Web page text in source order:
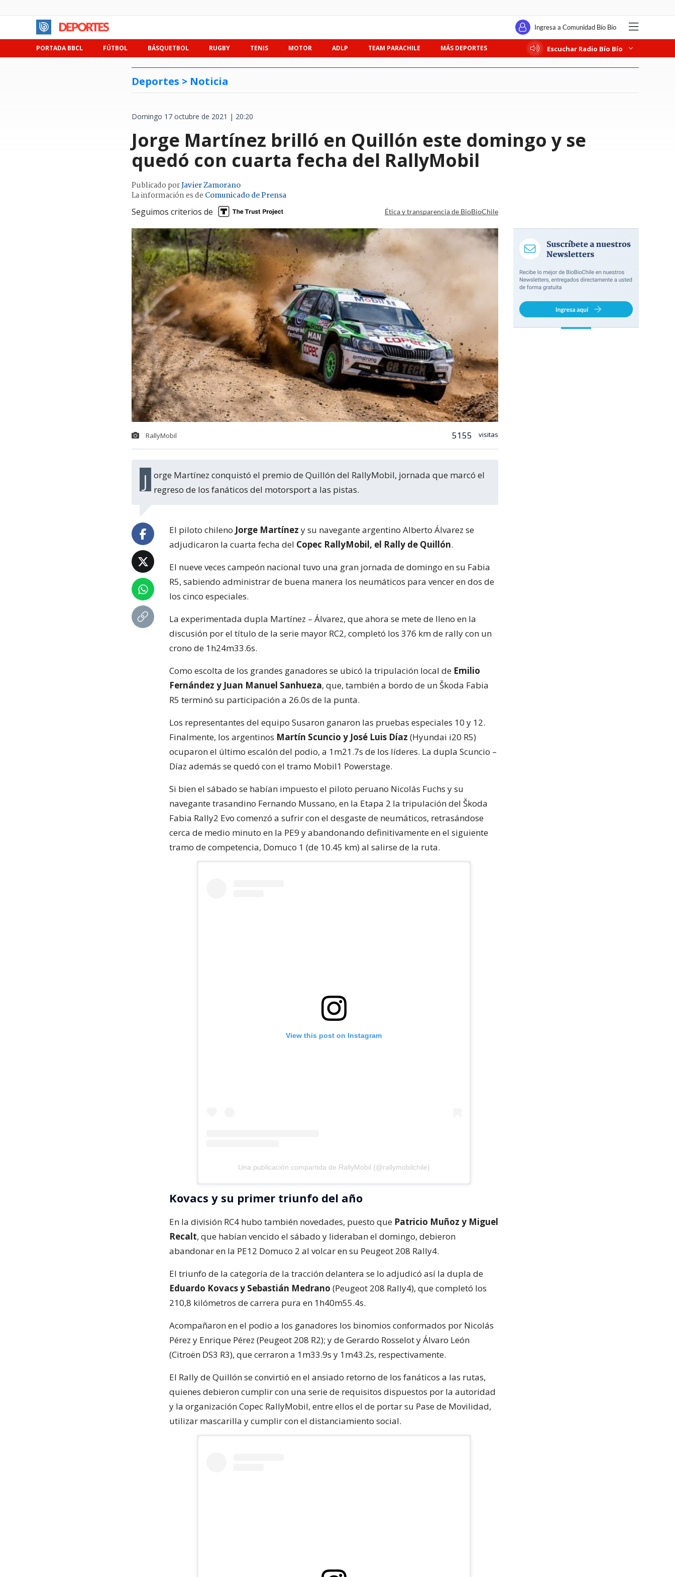
Ingresa a Comunidad Bío Bío
PORTADA BBCL FÚTBOL BÁSQUETBOL RUGBY TENIS MOTOR ADLP TEAM PARACHILE MÁS DEPORTES Escuchar Radio Bío Bío
Deportes > Noticia
Domingo 17 octubre de 2021 | 20:20
Jorge Martínez brilló en Quillón este domingo y se
quedó con cuarta fecha del RallyMobil
Publicado porJavier Zamorano
La información es de Comunicado de Prensa
Seguimos criterios de Ética y transparencia de BioBioChile
RallyMobil 5155 visitas
Jorge Martínez conquistó el premio de Quillón del RallyMobil, jornada que marcó el regreso de los fanáticos del motorsport a las pistas.
El piloto chileno Jorge Martínez y su navegante argentino Alberto Álvarez se
adjudicaron la cuarta fecha del Copec RallyMobil, el Rally de Quillón.
El nueve veces campeón nacional tuvo una gran jornada de domingo en su Fabia
R5, sabiendo administrar de buena manera los neumáticos para vencer en dos de
los cinco especiales.
La experimentada dupla Martínez – Álvarez, que ahora se mete de lleno en la
discusión por el título de la serie mayor RC2, completó los 376 km de rally con un
crono de 1h24m33.6s.
Como escolta de los grandes ganadores se ubicó la tripulación local de Emilio
Fernández y Juan Manuel Sanhueza, que, también a bordo de un Škoda Fabia
R5 terminó su participación a 26.0s de la punta.
Los representantes del equipo Susaron ganaron las pruebas especiales 10 y 12.
Finalmente, los argentinos Martín Scuncio y José Luis Díaz (Hyundai i20 R5)
ocuparon el último escalón del podio, a 1m21.7s de los líderes. La dupla Scuncio –
Díaz además se quedó con el tramo Mobil1 Powerstage.
Si bien el sábado se habían impuesto el piloto peruano Nicolás Fuchs y su
navegante trasandino Fernando Mussano, en la Etapa 2 la tripulación del Škoda
Fabia Rally2 Evo comenzó a sufrir con el desgaste de neumáticos, retrasándose
cerca de medio minuto en la PE9 y abandonando definitivamente en el siguiente
tramo de competencia, Domuco 1 (de 10.45 km) al salirse de la ruta.
View this post on Instagram
Una publicación compartida de RallyMobil (@rallymobilchile)
Kovacs y su primer triunfo del año
En la división RC4 hubo también novedades, puesto que Patricio Muñoz y Miguel
Recalt, que habían vencido el sábado y lideraban el domingo, debieron
abandonar en la PE12 Domuco 2 al volcar en su Peugeot 208 Rally4.
El triunfo de la categoría de la tracción delantera se lo adjudicó así la dupla de
Eduardo Kovacs y Sebastián Medrano (Peugeot 208 Rally4), que completó los
210,8 kilómetros de carrera pura en 1h40m55.4s.
Acompañaron en el podio a los ganadores los binomios conformados por Nicolás
Pérez y Enrique Pérez (Peugeot 208 R2); y de Gerardo Rosselot y Álvaro León
(Citroën DS3 R3), que cerraron a 1m33.9s y 1m43.2s, respectivamente.
El Rally de Quillón se convirtió en el ansiado retorno de los fanáticos a las rutas,
quienes debieron cumplir con una serie de requisitos dispuestos por la autoridad
y la organización Copec RallyMobil, entre ellos el de portar su Pase de Movilidad,
utilizar mascarilla y cumplir con el distanciamiento social.